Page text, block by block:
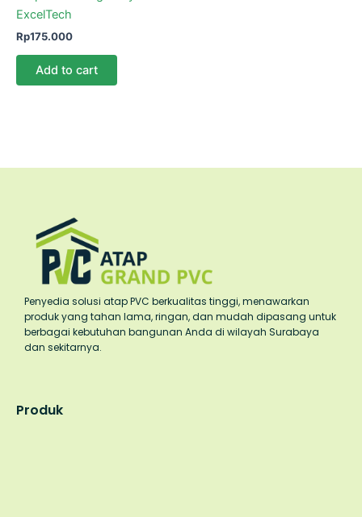
ExcelTech
Rp175.000
Add to cart
Penyedia solusi atap PVC berkualitas tinggi, menawarkan
produk yang tahan lama, ringan, dan mudah dipasang untuk
berbagai kebutuhan bangunan Anda di wilayah Surabaya
dan sekitarnya.
Produk